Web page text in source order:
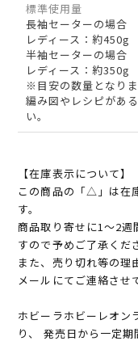
標準使用量
長袖セーターの場合
レディース：約
半袖セーターの場合
レディース：約
※目安の数量となりま
編み図やレシピがあ
い。
【在庫表示について】
この商品の「△」は在
す。
商品取り寄せに1～2週
すので予めご了承くだ
また、売り切れ等の理
メールにてご連絡させ
ホビーラホビーレオン
り、 発売日から一定